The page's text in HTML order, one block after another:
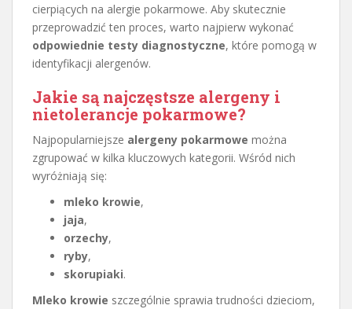
cierpiących na alergie pokarmowe. Aby skutecznie
przeprowadzić ten proces, warto najpierw wykonać
odpowiednie testy diagnostyczne, które pomogą w
identyfikacji alergenów.
Jakie są najczęstsze alergeny i
nietolerancje pokarmowe?
Najpopularniejsze alergeny pokarmowe można
zgrupować w kilka kluczowych kategorii. Wśród nich
wyróżniają się:
mleko krowie,
jaja,
orzechy,
ryby,
skorupiaki.
Mleko krowie szczególnie sprawia trudności dzieciom,